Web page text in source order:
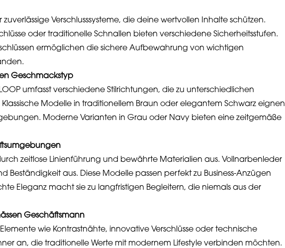
Verschlusssysteme, die deine wertvollen Inhalte schützen.
oder traditionelle Schnallen bieten verschiedene Sicherheitsstufen.
ermöglichen die sichere Aufbewahrung von wichtigen
Geschmackstyp
umfasst verschiedene Stilrichtungen, die zu unterschiedlichen
Modelle in traditionellem Braun oder elegantem Schwarz eignen
Moderne Varianten in Grau oder Navy bieten eine zeitgemäße
zeitlose Linienführung und bewährte Materialien aus. Vollnarbenleder
Beständigkeit aus. Diese Modelle passen perfekt zu Business-Anzügen
Eleganz macht sie zu langfristigen Begleitern, die niemals aus der
Geschäftsmann
wie Kontrastnähte, innovative Verschlüsse oder technische
an, die traditionelle Werte mit modernem Lifestyle verbinden möchten.